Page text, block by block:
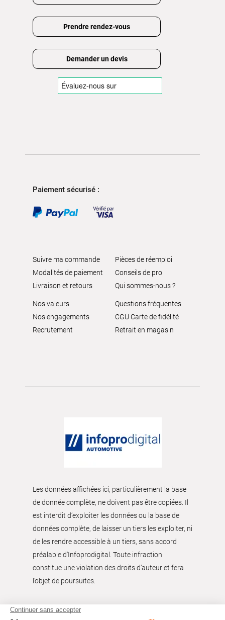
Prendre rendez-vous
Demander un devis
Paiement sécurisé :
Suivre ma commande
Modalités de paiement
Livraison et retours
Pièces de réemploi
Conseils de pro
Qui sommes-nous ?
Nos valeurs
Nos engagements
Recrutement
Questions fréquentes
CGU Carte de fidélité
Retrait en magasin
Les données affichées ici, particulièrement la base
de donnée complète, ne doivent pas être copiées. Il
est interdit d’exploiter les données ou la base de
données complète, de laisser un tiers les exploiter, ni
de les rendre accessible à un tiers, sans accord
préalable d'Infoprodigital. Toute infraction
constitue une violation des droits d’auteur et fera
l’objet de poursuites.